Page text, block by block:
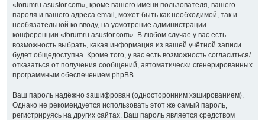
«forumru.asustor.com», кроме вашего имени пользователя, вашего
пароля и вашего адреса email, может быть как необходимой, так и
необязательной ко вводу, на усмотрение администрации
конференции «forumru.asustor.com». В любом случае у вас есть
возможность выбрать, какая информация из вашей учётной записи
будет общедоступна. Кроме того, у вас есть возможность согласиться/
отказаться от получения сообщений, автоматически сгенерированных
программным обеспечением phpBB.
Ваш пароль надёжно зашифрован (односторонним хэшированием).
Однако не рекомендуется использовать этот же самый пароль,
регистрируясь на других сайтах. Ваш пароль является средством